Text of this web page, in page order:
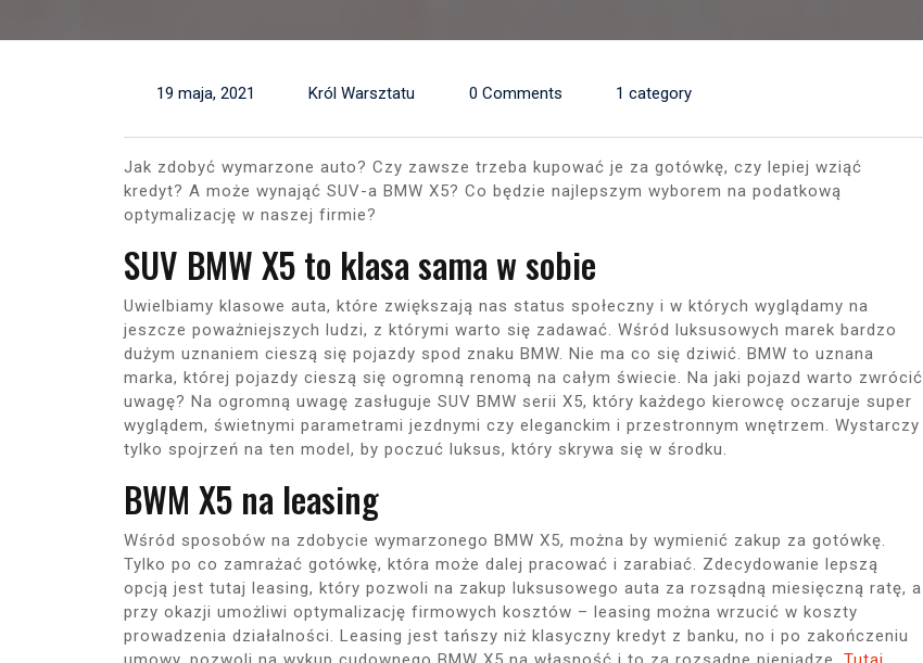
19 maja, 2021 Król Warsztatu 0 Comments 1 category
Jak zdobyć wymarzone auto? Czy zawsze trzeba kupować je za gotówkę, czy lepiej wziąć
kredyt? A może wynająć SUV-a BMW X5? Co będzie najlepszym wyborem na podatkową
optymalizację w naszej firmie?
SUV BMW X5 to klasa sama w sobie
Uwielbiamy klasowe auta, które zwiększają nas status społeczny i w których wyglądamy na
jeszcze poważniejszych ludzi, z którymi warto się zadawać. Wśród luksusowych marek bardzo
dużym uznaniem cieszą się pojazdy spod znaku BMW. Nie ma co się dziwić. BMW to uznana
marka, której pojazdy cieszą się ogromną renomą na całym świecie. Na jaki pojazd warto zwrócić
uwagę? Na ogromną uwagę zasługuje SUV BMW serii X5, który każdego kierowcę oczaruje super
wyglądem, świetnymi parametrami jezdnymi czy eleganckim i przestronnym wnętrzem. Wystarczy
tylko spojrzeń na ten model, by poczuć luksus, który skrywa się w środku.
BWM X5 na leasing
Wśród sposobów na zdobycie wymarzonego BMW X5, można by wymienić zakup za gotówkę.
Tylko po co zamrażać gotówkę, która może dalej pracować i zarabiać. Zdecydowanie lepszą
opcją jest tutaj leasing, który pozwoli na zakup luksusowego auta za rozsądną miesięczną ratę, a
przy okazji umożliwi optymalizację firmowych kosztów – leasing można wrzucić w koszty
prowadzenia działalności. Leasing jest tańszy niż klasyczny kredyt z banku, no i po zakończeniu